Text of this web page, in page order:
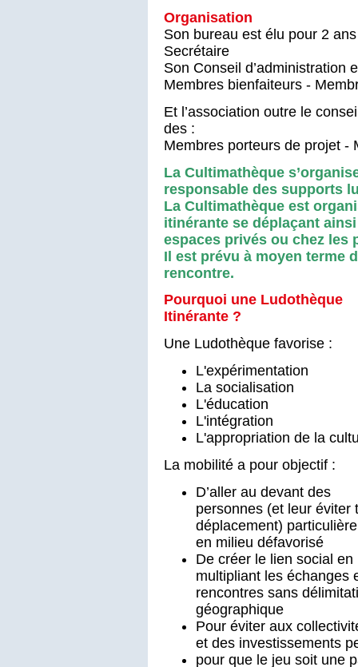
Organisation
Son bureau est élu pour 2
Secrétaire
Son Conseil d’administration
Membres bienfaiteurs -
Et l’association outre le
des :
Membres porteurs de projet -
La Cultimathèque
responsable des supports
La Cultimathèque est
itinérante se déplaçant
espaces privés ou chez les
Il est prévu à moyen terme
rencontre.
Pourquoi une Ludothèque
Itinérante ?
Une Ludothèque favorise :
L'expérimentation
La socialisation
L'éducation
L'intégration
L'appropriation de la
La mobilité a pour objectif :
D’aller au devant des
personnes (et leur éviter
déplacement)
en milieu défavorisé
De créer le lien social en
multipliant les échanges
rencontres sans
géographique
Pour éviter aux
et des investissements
pour que le jeu soit une